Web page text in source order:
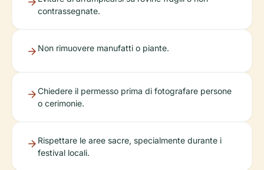
contrassegnate.
Non rimuovere manufatti o piante.
Chiedere il permesso prima di fotografare persone
o cerimonie.
Rispettare le aree sacre, specialmente durante i
festival locali.